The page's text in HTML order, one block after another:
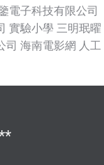
電子科技有限公司
實驗小學 三明珉曜
司 海南電影網 人工